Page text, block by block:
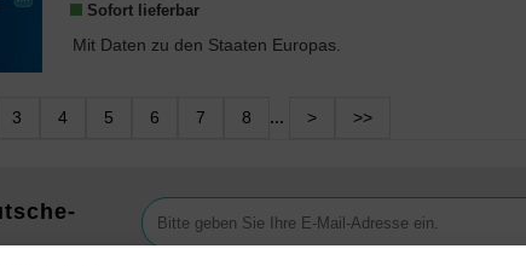
Sofort lieferbar
Mit Daten zu den Staaten Europas.
3 4 5 6 7 8 ... > >>